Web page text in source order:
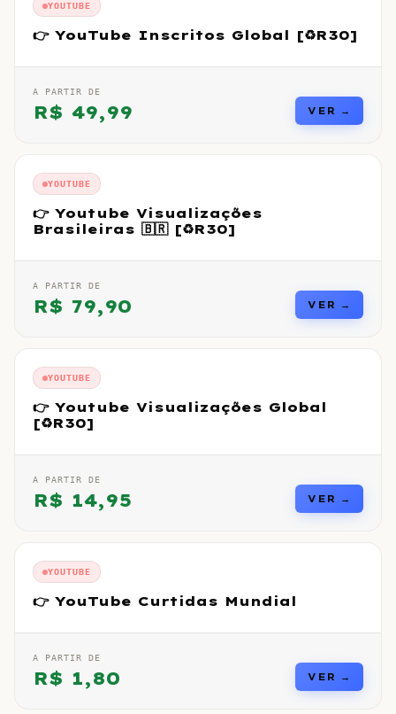
YOUTUBE
👉 YouTube Inscritos Global [♻️R30]
A PARTIR DE
R$ 49,99 VER →
YOUTUBE
👉 Youtube Visualizações
Brasileiras 🇧🇷 [♻️R30]
A PARTIR DE
R$ 79,90 VER →
YOUTUBE
👉 Youtube Visualizações Global
[♻️R30]
A PARTIR DE
R$ 14,95 VER →
YOUTUBE
👉 YouTube Curtidas Mundial
A PARTIR DE
R$ 1,80 VER →